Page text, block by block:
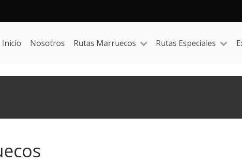
Inicio Nosotros Rutas Marruecos Rutas Especiales